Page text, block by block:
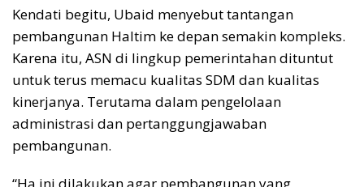
Kendati begitu, Ubaid menyebut tantangan
pembangunan Haltim ke depan semakin kompleks.
Karena itu, ASN di lingkup pemerintahan dituntut
untuk terus memacu kualitas SDM dan kualitas
kinerjanya. Terutama dalam pengelolaan
administrasi dan pertanggungjawaban
pembangunan.
“Ha ini dilakukan agar pembangunan yang